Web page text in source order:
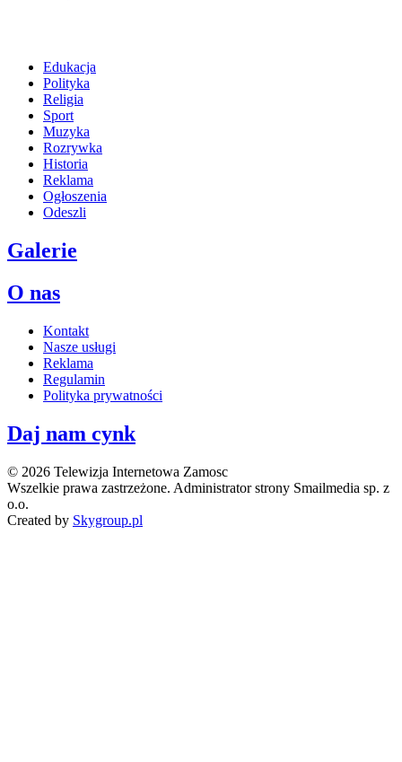
Edukacja
Polityka
Religia
Sport
Muzyka
Rozrywka
Historia
Reklama
Ogłoszenia
Odeszli
Galerie
O nas
Kontakt
Nasze usługi
Reklama
Regulamin
Polityka prywatności
Daj nam cynk
© 2026 Telewizja Internetowa Zamosc
Wszelkie prawa zastrzeżone. Administrator strony Smailmedia sp. z
o.o.
Created by Skygroup.pl